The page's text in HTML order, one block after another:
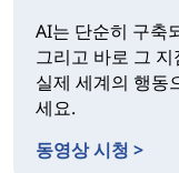
AI는 단순히 구축
그리고 바로 그
실제 세계의 행동
세요.
동영상 시청 >